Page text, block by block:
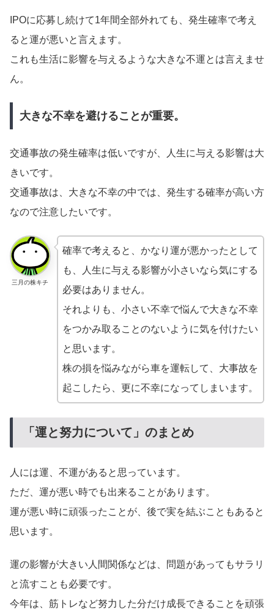
IPOに応募し続けて1年間全部外れても、発生確率で考え
ると運が悪いと言えます。
これも生活に影響を与えるような大きな不運とは言えませ
ん。
大きな不幸を避けることが重要。
交通事故の発生確率は低いですが、人生に与える影響は大
きいです。
交通事故は、大きな不幸の中では、発生する確率が高い方
なので注意したいです。
三月の株キチ
確率で考えると、かなり運が悪かったとして
も、人生に与える影響が小さいなら気にする
必要はありません。
それよりも、小さい不幸で悩んで大きな不幸
をつかみ取ることのないように気を付けたい
と思います。
株の損を悩みながら車を運転して、大事故を
起こしたら、更に不幸になってしまいます。
「運と努力について」のまとめ
人には運、不運があると思っています。
ただ、運が悪い時でも出来ることがあります。
運が悪い時に頑張ったことが、後で実を結ぶこともあると
思います。
運の影響が大きい人間関係などは、問題があってもサラリ
と流すことも必要です。
今年は、筋トレなど努力した分だけ成長できることを頑張